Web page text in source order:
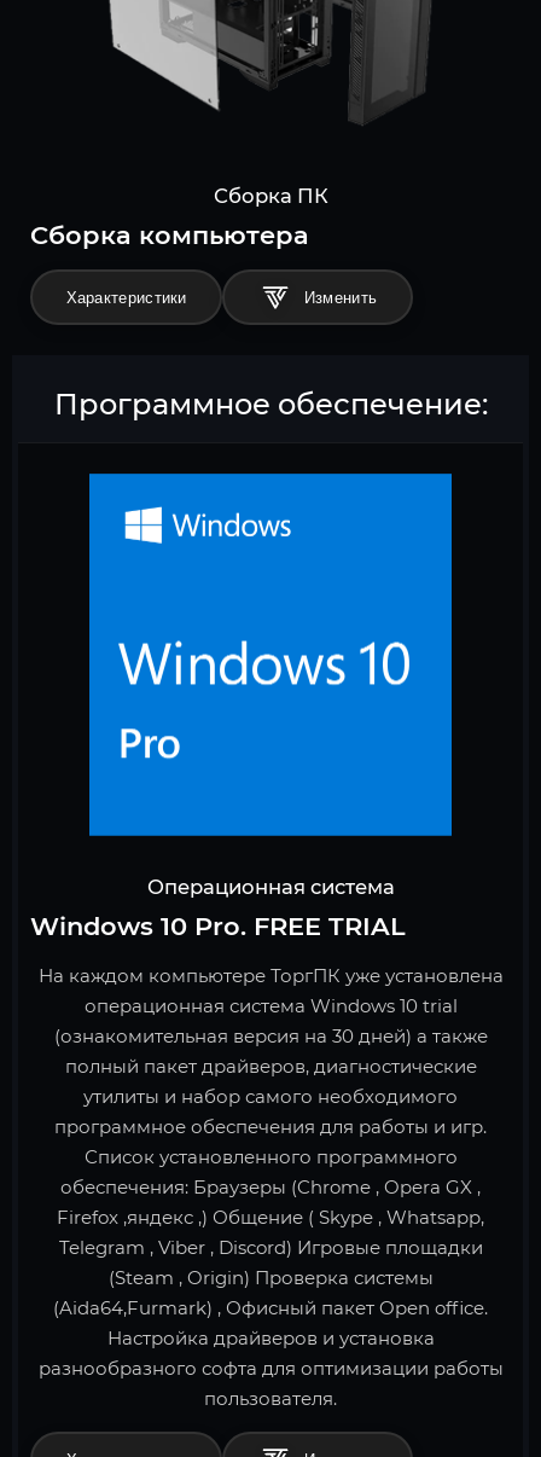
Сборка ПК
Cборка компьютера
Характеристики
Программное обеспечение:
Операционная система
Windows 10 Pro. FREE TRIAL
На каждом компьютере ТоргПК уже установлена
операционная система Windows 10 trial
(ознакомительная версия на 30 дней) а также
полный пакет драйверов, диагностические
утилиты и набор самого необходимого
программное обеспечения для работы и игр.
Список установленного программного
обеспечения: Браузеры (Chrome , Opera GX ,
Firefox ,яндекс ,) Общение ( Skype , Whatsapp,
Telegram , Viber , Discord) Игровые площадки
(Steam , Origin) Проверка системы
(Aida64,Furmark) , Офисный пакет Open office.
Настройка драйверов и установка
разнообразного софта для оптимизации работы
пользователя.